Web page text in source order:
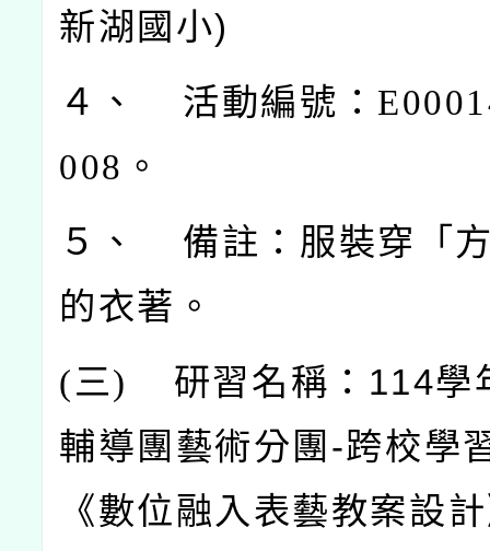
新湖國小)
４、 活動編號：
008 。
５、 備註：服裝穿「
的衣著。
(三) 研習名稱：114學
輔導團藝術分團-跨校學
《數位融入表藝教案設